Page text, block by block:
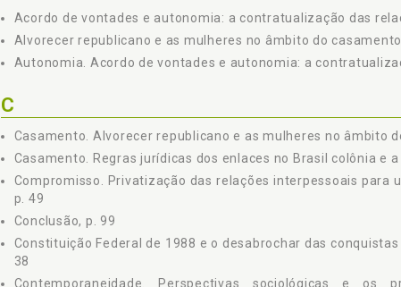
Acordo de vontades e autonomia: a contratualização das
Alvorecer republicano e as mulheres no âmbito do
Autonomia. Acordo de vontades e autonomia: a
C
Casamento. Alvorecer republicano e as mulheres no âmbito
Casamento. Regras jurídicas dos enlaces no Brasil colônia e
Compromisso. Privatização das relações interpessoais
p. 49
Conclusão, p. 99
Constituição Federal de 1988 e o desabrochar das
38
Contemporaneidade. Perspectivas sociológicas e os